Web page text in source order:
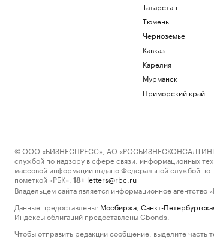
Татарстан
Тюмень
Черноземье
Кавказ
Карелия
Мурманск
Приморский край
© ООО «БИЗНЕСПРЕСС», АО «РОСБИЗНЕСКОНСАЛТИНГ»,
службой по надзору в сфере связи, информационных
массовой информации выдано Федеральной службой
пометкой «РБК».
18+ letters@rbc.ru
Владельцем сайта является информационное агентство
Данные предоставлены: Мосбиржа Санкт-
Индексы облигаций предоставлены Cbonds.
Чтобы отправить редакции сообщение, выделите часть